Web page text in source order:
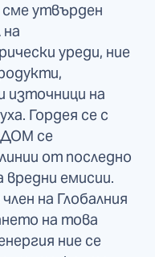
сме утвърден
уреди, ние
източници на
Гордея се с
се
от последно
вредни емисии.
на Глобалния
на това
ние се